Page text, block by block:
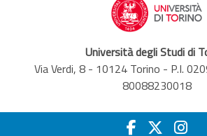
Università degli Studi di
Via Verdi, 8 - 10124 Torino - P.I.
80088230018